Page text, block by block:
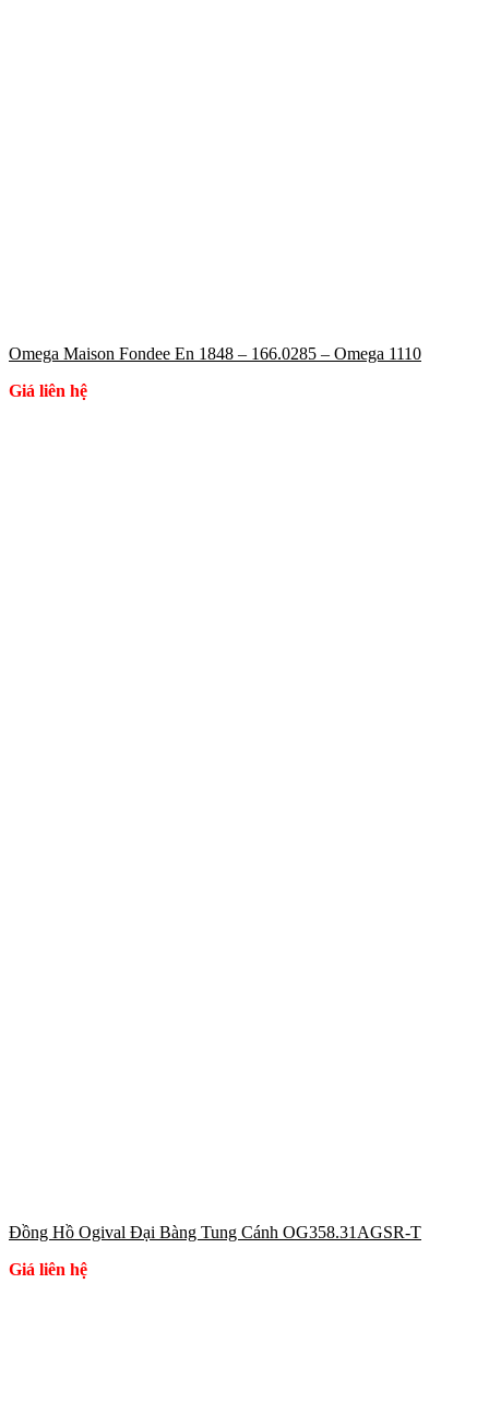
Omega Maison Fondee En 1848 – 166.0285 – Omega 1110
Giá liên hệ
Đồng Hồ Ogival Đại Bàng Tung Cánh OG358.31AGSR-T
Giá liên hệ